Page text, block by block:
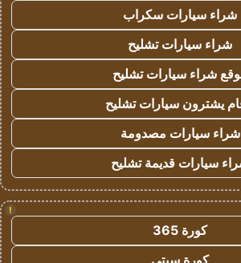
شراء سيارات سكراب
شراء سيارات تشليح
شراء سيارات تشليح
يشترون سيارات تشليح
شراء سيارات مصدومة
سيارات قديمة تشليح
!
كورة 365
كورة سيتي